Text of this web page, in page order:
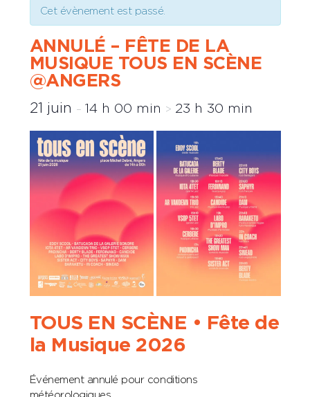
Cet évènement est passé.
ANNULÉ – FÊTE DE LA
MUSIQUE TOUS EN SCÈNE
@ANGERS
21 juin – 14 h 00 min > 23 h 30 min
TOUS EN SCÈNE • Fête de
la Musique 2026
Événement annulé pour conditions